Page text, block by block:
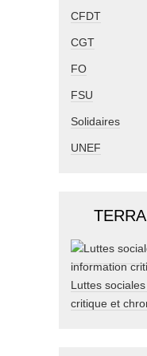
CFDT
CGT
FO
FSU
Solidaires
UNEF
Luttes
critique et